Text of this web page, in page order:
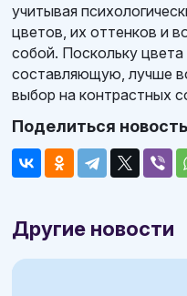
учитывая
цветов, их оттенков и
собой. Поскольку
составляющую, лучше
выбор на контрастных
Поделиться
Другие новости